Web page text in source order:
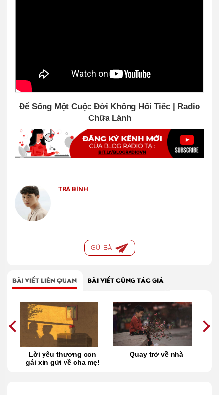
Để Sống Một Cuộc Đời Không Hối Tiếc | Radio
Chữa Lành
TRÀ BÌNH
GỬI BÀI
BÀI VIẾT LIÊN QUAN BÀI VIẾT CÙNG TÁC GIẢ
Lời yêu thương con
gái xin gửi về cha mẹ!
Quay trở về nhà